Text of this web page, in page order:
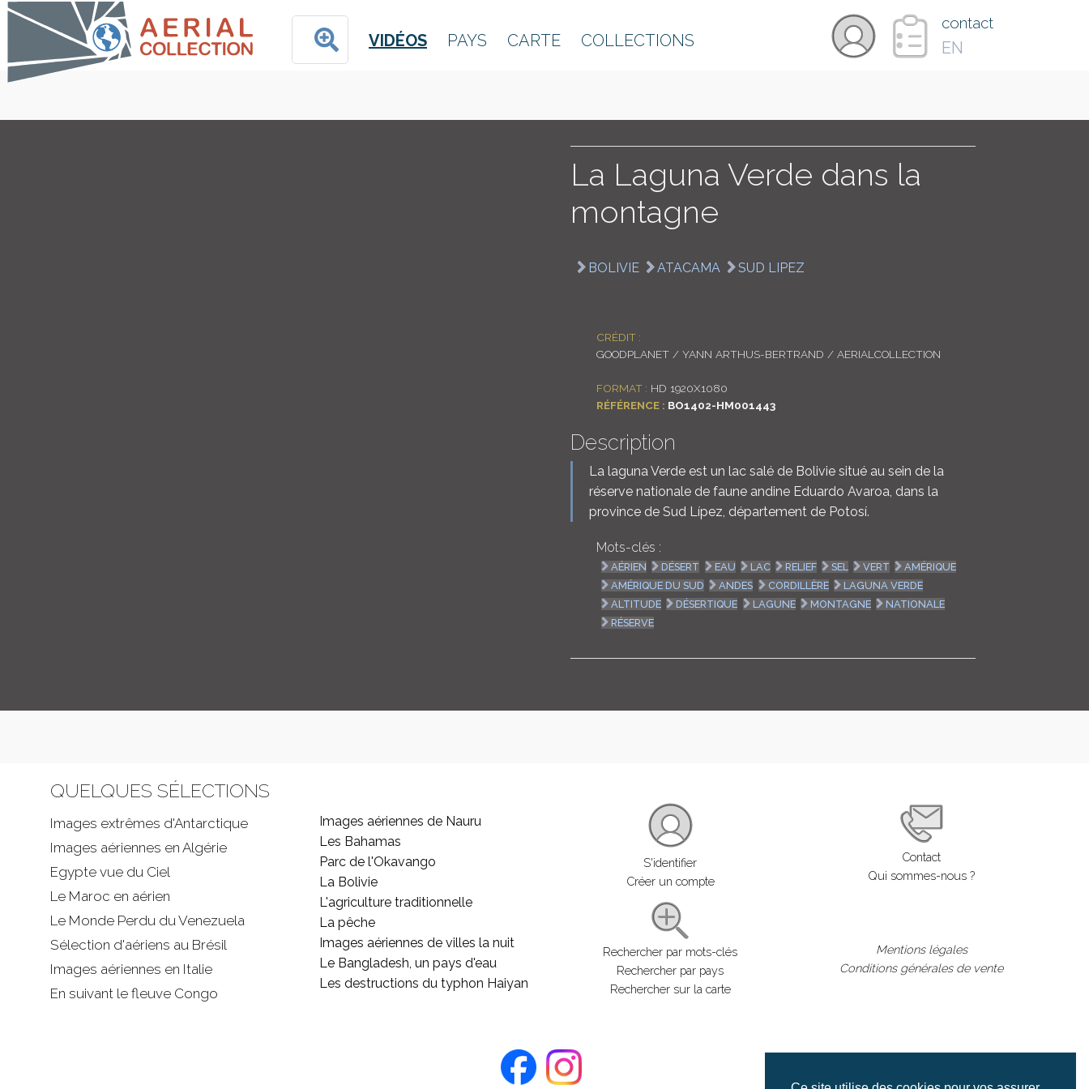
VIDÉOS PAYS CARTE COLLECTIONS
contact
EN
La Laguna Verde dans la
montagne
BOLIVIE ATACAMA SUD LIPEZ
CRÉDIT :
GOODPLANET / YANN ARTHUS-BERTRAND / AERIALCOLLECTION
FORMAT : HD 1920X1080
RÉFÉRENCE : BO1402-HM001443
Description
La laguna Verde est un lac salé de Bolivie situé au sein de la
réserve nationale de faune andine Eduardo Avaroa, dans la
province de Sud Lípez, département de Potosí.
Mots-clés :
AÉRIEN DÉSERT EAU LAC RELIEF SEL VERT
AMÉRIQUE
AMÉRIQUE DU SUD
ANDES CORDILLÈRE
LAGUNA VERDE
ALTITUDE
DÉSERTIQUE LAGUNE MONTAGNE
NATIONALE
RÉSERVE
QUELQUES SÉLECTIONS
Images extrêmes d'Antarctique
Images aériennes en Algérie
Egypte vue du Ciel
Le Maroc en aérien
Le Monde Perdu du Venezuela
Sélection d'aériens au Brésil
Images aériennes en Italie
En suivant le fleuve Congo
Images aériennes de Nauru
Les Bahamas
Parc de l'Okavango
La Bolivie
L'agriculture traditionnelle
La pêche
Images aériennes de villes la nuit
Le Bangladesh, un pays d'eau
Les destructions du typhon Haiyan
S'identifier
Créer un compte
Rechercher par mots-clés
Rechercher par pays
Rechercher sur la carte
Contact
Qui sommes-nous ?
Mentions légales
Conditions générales de vente